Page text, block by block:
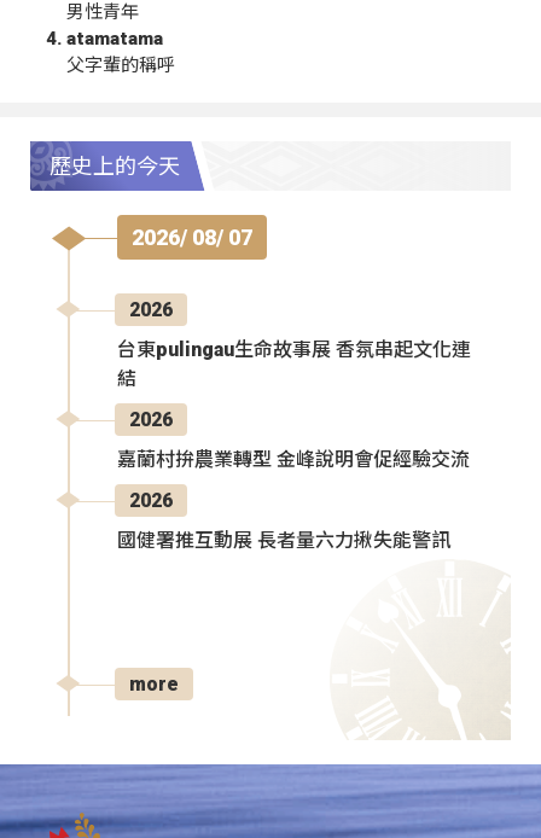
男性青年
atamatama
父字輩的稱呼
歷史上的今天
2026/ 08/ 07
2026
台東pulingau生命故事展 香氛串起文化連
結
2026
嘉蘭村拚農業轉型 金峰說明會促經驗交流
2026
國健署推互動展 長者量六力揪失能警訊
more